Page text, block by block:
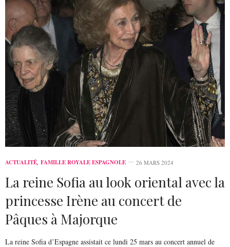
ACTUALITÉ, FAMILLE ROYALE ESPAGNOLE 26 MARS 2024
La reine Sofia au look oriental avec la
princesse Irène au concert de
Pâques à Majorque
La reine Sofia d’Espagne assistait ce lundi 25 mars au concert annuel de